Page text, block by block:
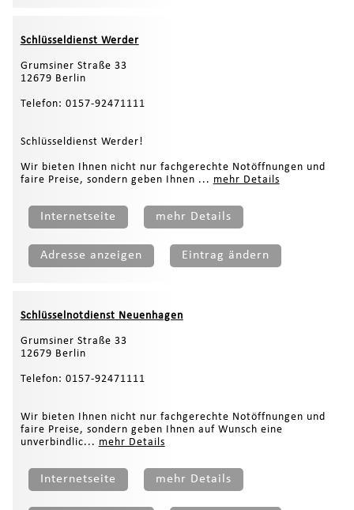
Schlüsseldienst Werder
Grumsiner Straße 33
12679 Berlin
Telefon: 0157-92471111
Schlüsseldienst Werder!
Wir bieten Ihnen nicht nur fachgerechte Notöffnungen und
faire Preise, sondern geben Ihnen ... mehr Details
Internetseite mehr Details
Adresse anzeigen Eintrag ändern
Schlüsselnotdienst Neuenhagen
Grumsiner Straße 33
12679 Berlin
Telefon: 0157-92471111
Wir bieten Ihnen nicht nur fachgerechte Notöffnungen und
faire Preise, sondern geben Ihnen auf Wunsch eine
unverbindlic... mehr Details
Internetseite mehr Details